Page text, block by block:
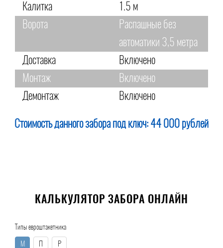
Калитка
1.5 м
Ворота
Распашные без
автоматики 3,5 метра
Доставка
Включено
Монтаж
Включено
Демонтаж
Включено
Стоимость данного забора под ключ: 44 000 рублей
КАЛЬКУЛЯТОР ЗАБОРА ОНЛАЙН
Типы евроштакетника
М Р